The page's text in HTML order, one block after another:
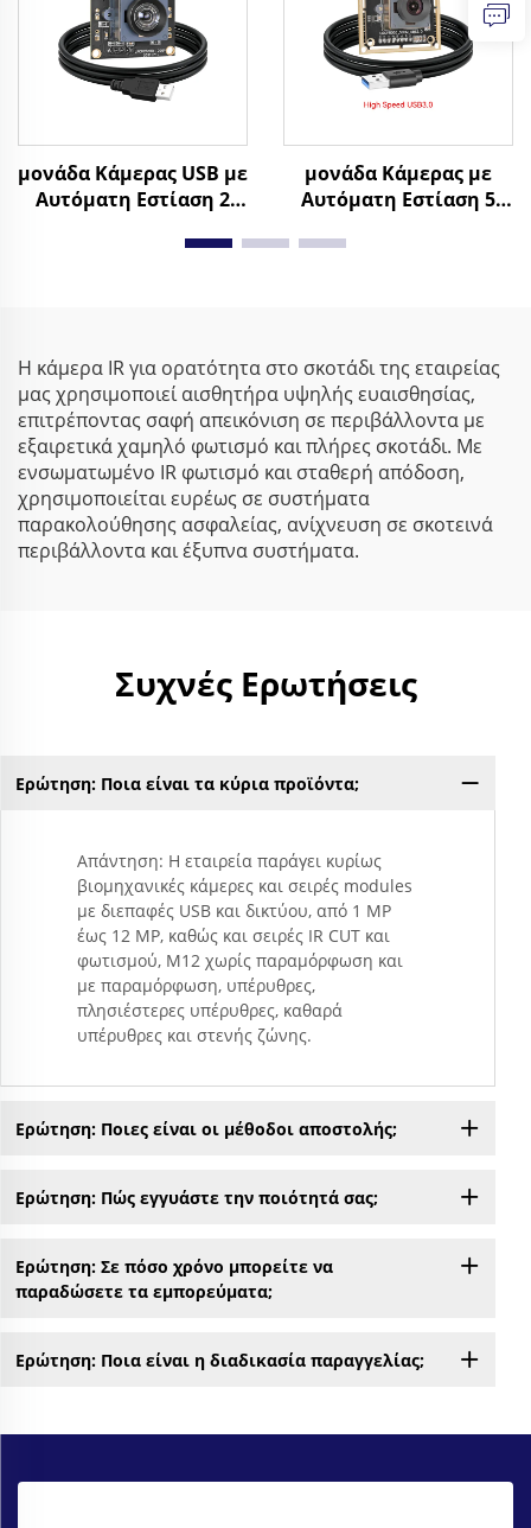
μονάδα Κάμερας USB με
Αυτόματη Εστίαση 2
Lux, Δυναμική Περιοχή
μονάδα Κάμερας με
Αυτόματη Εστίαση 5
Ανάλυση 1944P σε 25
Η κάμερα IR για ορατότητα στο σκοτάδι της εταιρείας
μας χρησιμοποιεί αισθητήρα υψηλής ευαισθησίας,
επιτρέποντας σαφή απεικόνιση σε περιβάλλοντα με
εξαιρετικά χαμηλό φωτισμό και πλήρες σκοτάδι. Με
ενσωματωμένο IR φωτισμό και σταθερή απόδοση,
χρησιμοποιείται ευρέως σε συστήματα
παρακολούθησης ασφαλείας, ανίχνευση σε σκοτεινά
περιβάλλοντα και έξυπνα συστήματα.
Συχνές Ερωτήσεις
Ερώτηση: Ποια είναι τα κύρια προϊόντα;
Απάντηση: Η εταιρεία παράγει κυρίως
βιομηχανικές κάμερες και σειρές modules
με διεπαφές USB και δικτύου, από 1 MP
έως 12 MP, καθώς και σειρές IR CUT και
φωτισμού, M12 χωρίς παραμόρφωση και
με παραμόρφωση, υπέρυθρες,
πλησιέστερες υπέρυθρες, καθαρά
υπέρυθρες και στενής ζώνης.
Ερώτηση: Ποιες είναι οι μέθοδοι αποστολής;
Ερώτηση: Πώς εγγυάστε την ποιότητά σας;
Ερώτηση: Σε πόσο χρόνο μπορείτε να
παραδώσετε τα εμπορεύματα;
Ερώτηση: Ποια είναι η διαδικασία παραγγελίας;